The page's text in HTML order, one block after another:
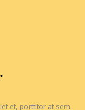
et, porttitor at sem.